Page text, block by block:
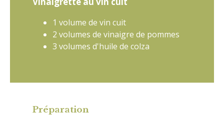
1 volume de vin cuit
2 volumes de vinaigre de pommes
3 volumes d'huile de colza
Préparation